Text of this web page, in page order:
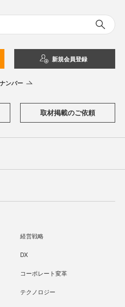
新規会員登録
ンバー
取材掲載のご依頼
経営戦略
DX
コーポレート変革
テクノロジー